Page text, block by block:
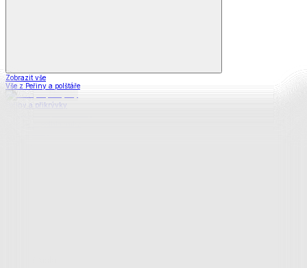
Zobrazit vše
Vše z Peřiny a polštáře
Peřiny a přikrývky